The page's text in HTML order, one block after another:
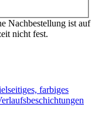
Nachbestellung ist auf
nicht fest.
farbiges